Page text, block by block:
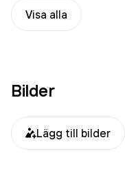
Visa alla
Bilder
Lägg till bilder